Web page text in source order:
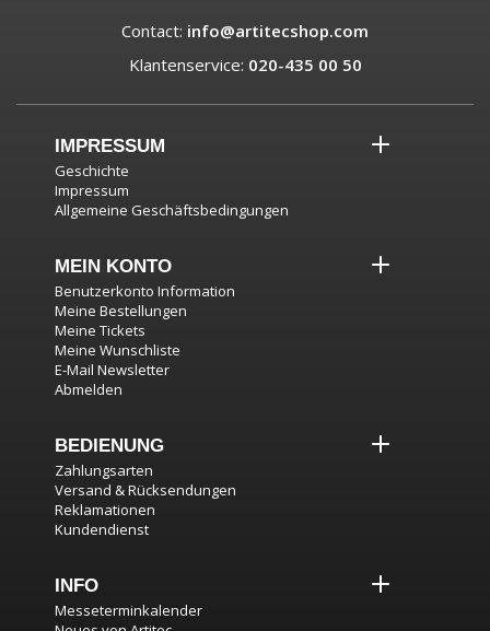
Contact: info@artitecshop.com
Klantenservice: 020-435 00 50
IMPRESSUM
Geschichte
Impressum
Allgemeine Geschäftsbedingungen
MEIN KONTO
Benutzerkonto Information
Meine Bestellungen
Meine Tickets
Meine Wunschliste
E-Mail Newsletter
Abmelden
BEDIENUNG
Zahlungsarten
Versand & Rücksendungen
Reklamationen
Kundendienst
INFO
Messeterminkalender